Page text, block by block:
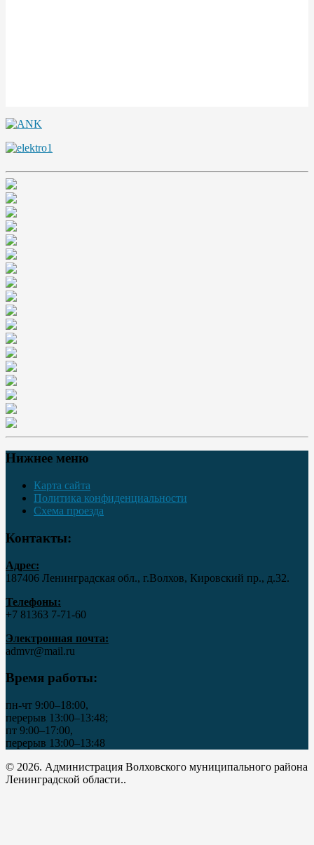
Нижнее меню
Карта сайта
Политика конфиденциальности
Схема проезда
Контакты:
Адрес:
187406 Ленинградская обл., г.Волхов, Кировский пр., д.32.
Телефоны:
+7 81363 7‑71-60
Электронная почта:
admvr@mail.ru
Время работы:
пн-чт 9:00–18:00,
перерыв 13:00–13:48;
пт 9:00–17:00,
перерыв 13:00–13:48
© 2026. Администрация Волховского муниципального района
Ленинградской области..